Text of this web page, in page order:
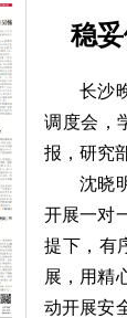
稳
长沙晚
调度会，
报，研究
沈晓明
开展一对
提下，有
展，用精
动开展安